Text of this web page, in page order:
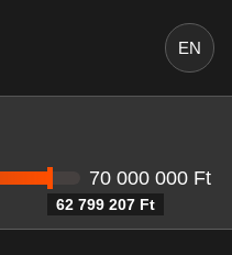
EN
62 799 207 Ft
70 000 000 Ft